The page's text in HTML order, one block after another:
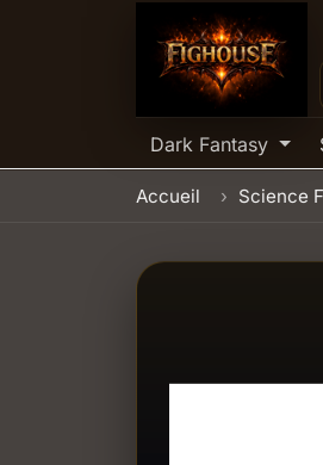
Dark Fantasy
Accueil Science